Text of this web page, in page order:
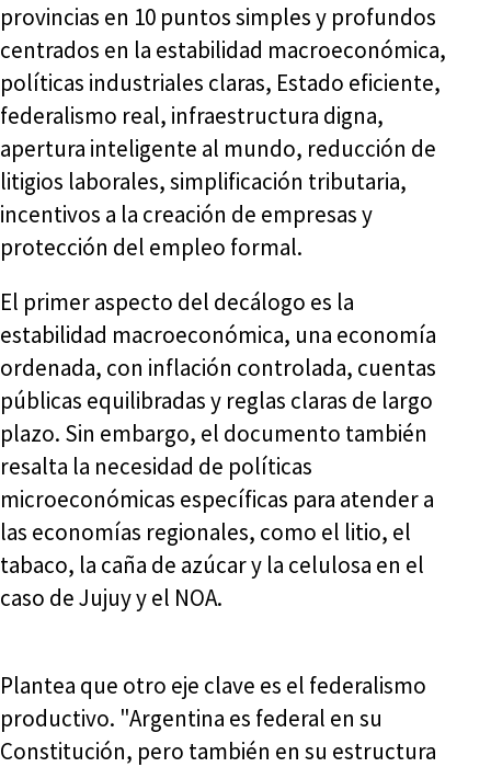
provincias en 10 puntos simples y profundos
centrados en la estabilidad macroeconómica,
políticas industriales claras, Estado eficiente,
federalismo real, infraestructura digna,
apertura inteligente al mundo, reducción de
litigios laborales, simplificación tributaria,
incentivos a la creación de empresas y
protección del empleo formal.
El primer aspecto del decálogo es la
estabilidad macroeconómica, una economía
ordenada, con inflación controlada, cuentas
públicas equilibradas y reglas claras de largo
plazo. Sin embargo, el documento también
resalta la necesidad de políticas
microeconómicas específicas para atender a
las economías regionales, como el litio, el
tabaco, la caña de azúcar y la celulosa en el
caso de Jujuy y el NOA.
Plantea que otro eje clave es el federalismo
productivo. "Argentina es federal en su
Constitución, pero también en su estructura